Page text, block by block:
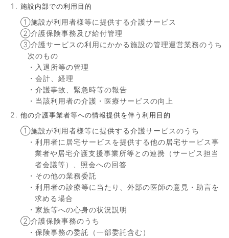
施設内部での利用目的
①施設が利用者様等に提供する介護サービス
②介護保険事務及び給付管理
③介護サービスの利用にかかる施設の管理運営業務のうち
次のもの
・入退所等の管理
・会計、経理
・介護事故、緊急時等の報告
・当該利用者の介護・医療サービスの向上
他の介護事業者等への情報提供を伴う利用目的
①施設が利用者様等に提供する介護サービスのうち
・利用者に居宅サービスを提供する他の居宅サービス事
業者や居宅介護支援事業所等との連携（サービス担当
者会議等）、照会への回答
・その他の業務委託
・利用者の診療等に当たり、外部の医師の意見・助言を
求める場合
・家族等への心身の状況説明
②介護保険事務のうち
・保険事務の委託（一部委託含む）